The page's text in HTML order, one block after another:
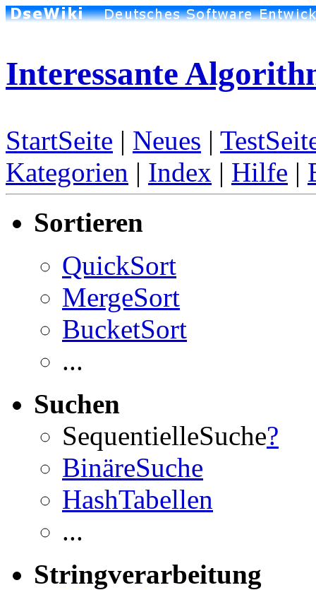
Interessante
StartSeite | Neues |
Kategorien | Index | Hilfe |
Sortieren
QuickSort
MergeSort
BucketSort
...
Suchen
SequentielleSuche?
BinäreSuche
HashTabellen
...
Stringverarbeitung